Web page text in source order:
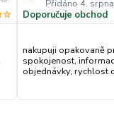
Přidáno 4. srpna
Doporučuje obchod
nakupuji opakovaně
spokojenost,
objednávky, rychlost